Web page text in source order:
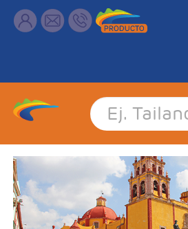
Filtrar
- Ruta: 3 Noches Ciudad de México, 1
Allende y 1 Noche en Guanajuato
- Categoría Hotelera: C, B y A
Régimen: Según itinerario